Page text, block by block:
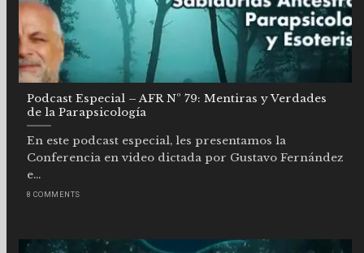
Podcast Especial – AFR Nº 79: Mentiras y Verdades
de la Parapsicología
En este podcast especial, les presentamos la
Conferencia en video dictada por Gustavo Fernández
e...
8 COMMENTS